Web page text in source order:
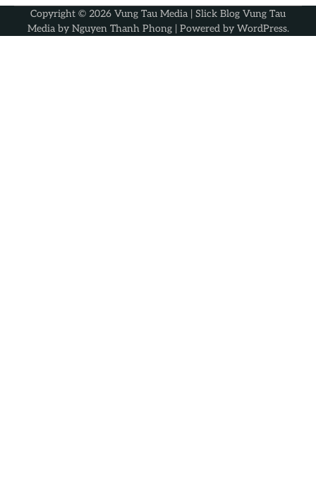
Copyright © 2026 Vung Tau Media | Slick Blog Vung Tau
Media by Nguyen Thanh Phong| Powered by WordPress.